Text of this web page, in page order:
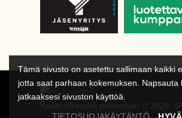
Kaikki oikeudet pidätetään © 2026,
Tämä sivusto on asetettu sallimaan kaikki
jotta saat parhaan kokemuksen. Napsauta
jatkaaksesi sivuston käyttöä.